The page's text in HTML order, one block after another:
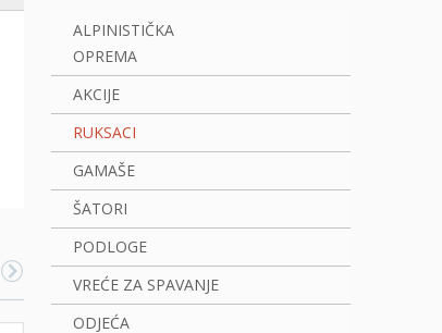
ALPINISTIČKA
OPREMA
AKCIJE
RUKSACI
GAMAŠE
ŠATORI
PODLOGE
VREĆE ZA SPAVANJE
ODJEĆA